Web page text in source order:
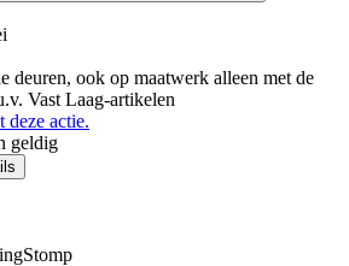
deuren, ook op maatwerk alleen met de
Vast Laag-artikelen
deze actie.
geldig
Stomp